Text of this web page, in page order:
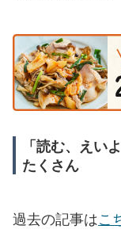
「読む、えい
たくさん
過去の記事はこ